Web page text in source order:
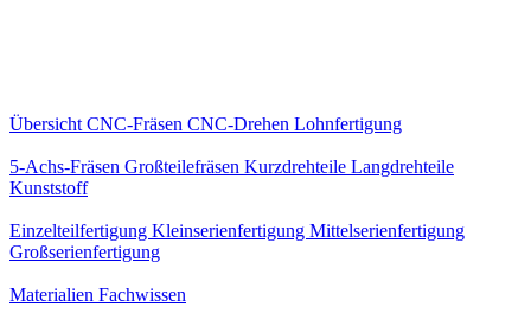
Übersicht CNC-Fräsen CNC-Drehen Lohnfertigung
5-Achs-Fräsen Großteilefräsen Kurzdrehteile Langdrehteile
Kunststoff
Einzelteilfertigung Kleinserienfertigung Mittelserienfertigung
Großserienfertigung
Materialien Fachwissen